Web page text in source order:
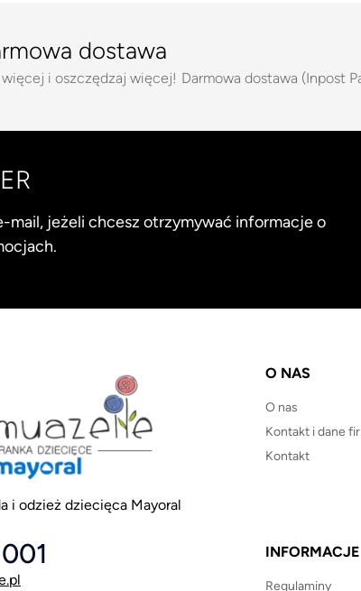
dostawa
więcej i oszczędzaj więcej! Darmowa dostawa (Inpost
mail, jeżeli chcesz otrzymywać informacje o
i odzież dziecięca Mayoral
O NAS
O nas
Kontakt i dane
Kontakt
INFORMACJE
Regulaminy